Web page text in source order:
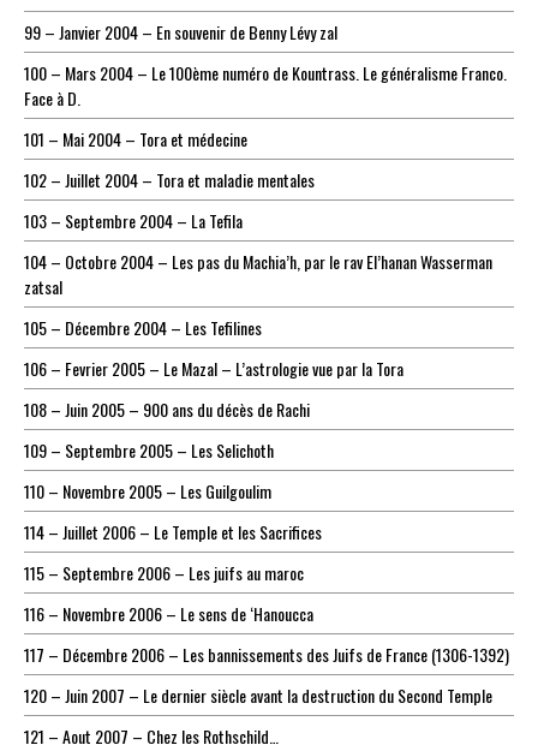
99 – Janvier 2004 – En souvenir de Benny Lévy zal
100 – Mars 2004 – Le 100ème numéro de Kountrass. Le généralisme Franco.
Face à D.
101 – Mai 2004 – Tora et médecine
102 – Juillet 2004 – Tora et maladie mentales
103 – Septembre 2004 – La Tefila
104 – Octobre 2004 – Les pas du Machia’h, par le rav El’hanan Wasserman
zatsal
105 – Décembre 2004 – Les Tefilines
106 – Fevrier 2005 – Le Mazal – L’astrologie vue par la Tora
108 – Juin 2005 – 900 ans du décès de Rachi
109 – Septembre 2005 – Les Selichoth
110 – Novembre 2005 – Les Guilgoulim
114 – Juillet 2006 – Le Temple et les Sacrifices
115 – Septembre 2006 – Les juifs au maroc
116 – Novembre 2006 – Le sens de ‘Hanoucca
117 – Décembre 2006 – Les bannissements des Juifs de France (1306-1392)
120 – Juin 2007 – Le dernier siècle avant la destruction du Second Temple
121 – Aout 2007 – Chez les Rothschild…